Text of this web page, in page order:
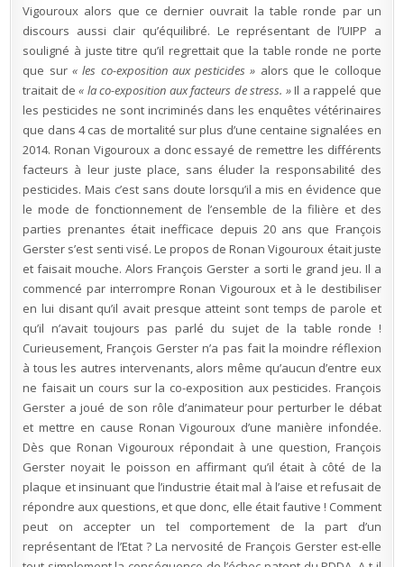
Vigouroux alors que ce dernier ouvrait la table ronde par un
discours aussi clair qu’équilibré. Le représentant de l’UIPP a
souligné à juste titre qu’il regrettait que la table ronde ne porte
que sur « les co-exposition aux pesticides » alors que le colloque
traitait de« la co-exposition aux facteurs de stress. »Il a rappelé que
les pesticides ne sont incriminés dans les enquêtes vétérinaires
que dans 4 cas de mortalité sur plus d’une centaine signalées en
2014. Ronan Vigouroux a donc essayé de remettre les différents
facteurs à leur juste place, sans éluder la responsabilité des
pesticides. Mais c’est sans doute lorsqu’il a mis en évidence que
le mode de fonctionnement de l’ensemble de la filière et des
parties prenantes était inefficace depuis 20 ans que François
Gerster s’est senti visé. Le propos de Ronan Vigouroux était juste
et faisait mouche. Alors François Gerster a sorti le grand jeu. Il a
commencé par interrompre Ronan Vigouroux et à le destibiliser
en lui disant qu’il avait presque atteint sont temps de parole et
qu’il n’avait toujours pas parlé du sujet de la table ronde !
Curieusement, François Gerster n’a pas fait la moindre réflexion
à tous les autres intervenants, alors même qu’aucun d’entre eux
ne faisait un cours sur la co-exposition aux pesticides. François
Gerster a joué de son rôle d’animateur pour perturber le débat
et mettre en cause Ronan Vigouroux d’une manière infondée.
Dès que Ronan Vigouroux répondait à une question, François
Gerster noyait le poisson en affirmant qu’il était à côté de la
plaque et insinuant que l’industrie était mal à l’aise et refusait de
répondre aux questions, et que donc, elle était fautive ! Comment
peut on accepter un tel comportement de la part d’un
représentant de l’Etat ? La nervosité de François Gerster est-elle